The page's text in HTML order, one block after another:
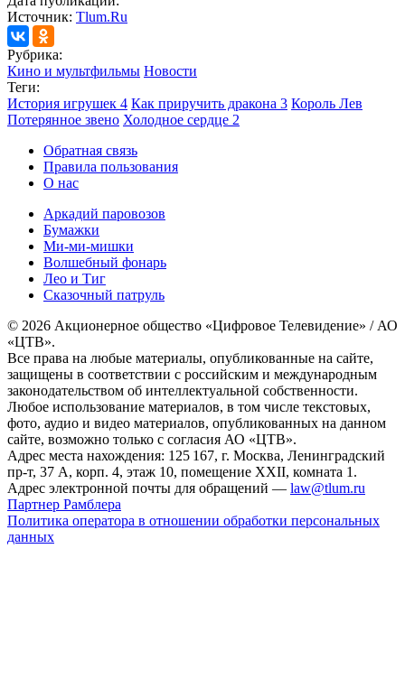
Источник: Tlum.Ru
Рубрика:
Кино и мультфильмы Новости
Теги:
История игрушек 4 Как приручить дракона 3 Король Лев
Потерянное звено Холодное сердце 2
Обратная связь
Правила пользования
О нас
Аркадий паровозов
Бумажки
Ми-ми-мишки
Волшебный фонарь
Лео и Тиг
Сказочный патруль
© 2026 Акционерное общество «Цифровое Телевидение» / АО
«ЦТВ».
Все права на любые материалы, опубликованные на сайте,
защищены в соответствии с российским и международным
законодательством об интеллектуальной собственности.
Любое использование материалов, в том числе текстовых,
фото, аудио и видео материалов, опубликованных на данном
сайте, возможно только с согласия АО «ЦТВ».
Адрес места нахождения: 125 167, г. Москва, Ленинградский
пр-т, 37 А, корп. 4, этаж 10, помещение XXII, комната 1.
Адрес электронной почты для обращений — law@tlum.ru
Партнер Рамблера
Политика оператора в отношении обработки персональных
данных